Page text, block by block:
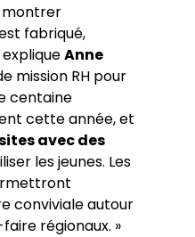
montrer
fabriqué,
Anne
mission RH pour
centaine
cette année, et
avec des
les jeunes. Les
conviviale autour
régionaux. »